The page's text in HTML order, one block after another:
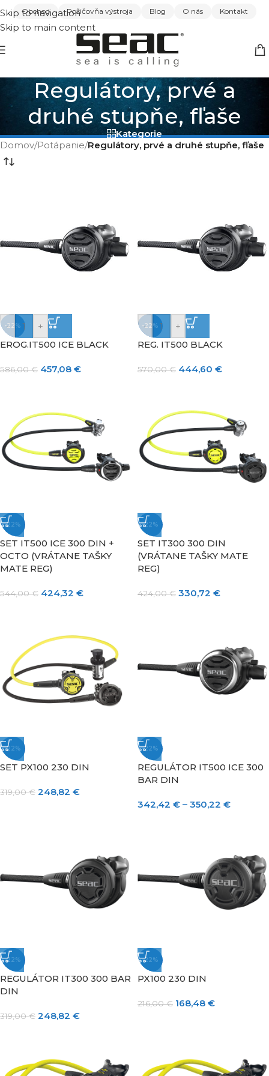
Skip to navigation
Skip to main content
Obchod Požičovňa výstroja Blog O nás Kontakt
Regulátory, prvé a
druhé stupňe, fľaše
Kategorie
Domov/Potápanie/Regulátory, prvé a druhé stupňe, fľaše
-22%
-
+
EROG.IT500 ICE BLACK
586,00€ 457,08 €
-22%
-
+
REG. IT500 BLACK
570,00€ 444,60 €
-22%
SET IT500 ICE 300 DIN +
OCTO (VRÁTANE TAŠKY
MATE REG)
544,00€ 424,32 €
-22%
SET IT300 300 DIN
(VRÁTANE TAŠKY MATE
REG)
424,00€ 330,72 €
-22%
SET PX100 230 DIN
319,00€ 248,82 €
-22%
REGULÁTOR IT500 ICE 300
BAR DIN
342,42 € – 350,22 €
-22%
REGULÁTOR IT300 300 BAR
DIN
319,00€ 248,82 €
-22%
PX100 230 DIN
216,00€ 168,48 €